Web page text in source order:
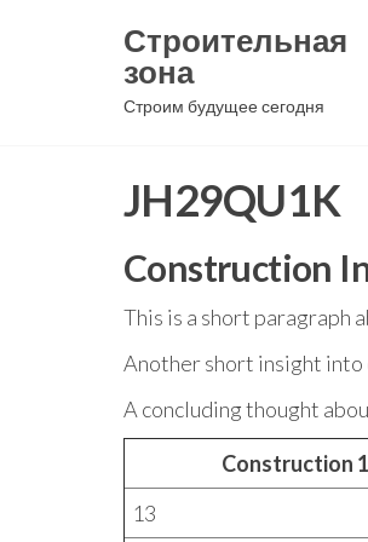
содержимому
Строительная
зона
Строим будущее сегодня
JH29QU1K
Construction
This is a short paragraph
Another short insight into
A concluding thought
Construction 1
13